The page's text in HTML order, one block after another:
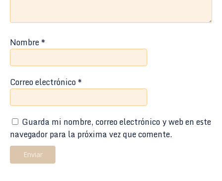
Nombre*
Correo electrónico*
Guarda mi nombre, correo electrónico y web en este
navegador para la próxima vez que comente.